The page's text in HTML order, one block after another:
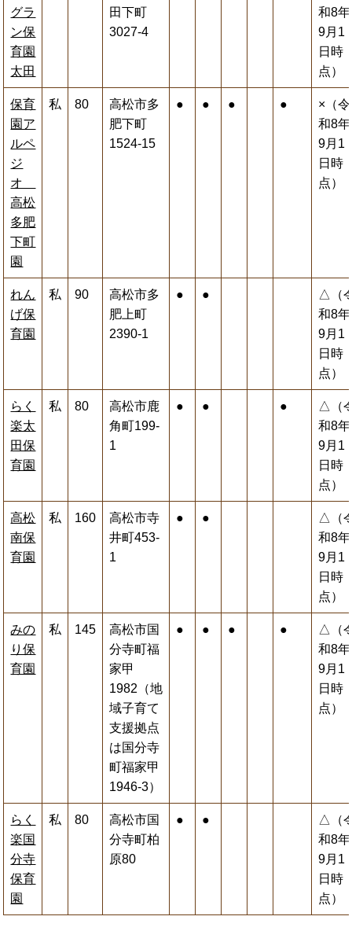
グラ
ン保
育園
太田
田下町
3027-4
和8年
9月1
日時
点）
保育
園ア
ルペ
ジ
オ
高松
多肥
下町
園
私 80
高松市多
肥下町
1524-15
● ● ● ●
×（令
和8年
9月1
日時
点）
れん
げ保
育園
私 90
高松市多
肥上町
2390-1
● ●
△（
和8年
9月1
日時
点）
らく
楽太
田保
育園
私 80
高松市鹿
角町199-
1
● ● ●
△（
和8年
9月1
日時
点）
高松
南保
育園
私 160
高松市寺
井町453-
1
● ●
△（
和8年
9月1
日時
点）
みの
り保
育園
私 145
高松市国
分寺町福
家甲
1982（地
域子育て
支援拠点
は国分寺
町福家甲
1946-3）
● ● ● ●
△（
和8年
9月1
日時
点）
らく
楽国
分寺
保育
園
私 80
高松市国
分寺町柏
原80
● ●
△（
和8年
9月1
日時
点）